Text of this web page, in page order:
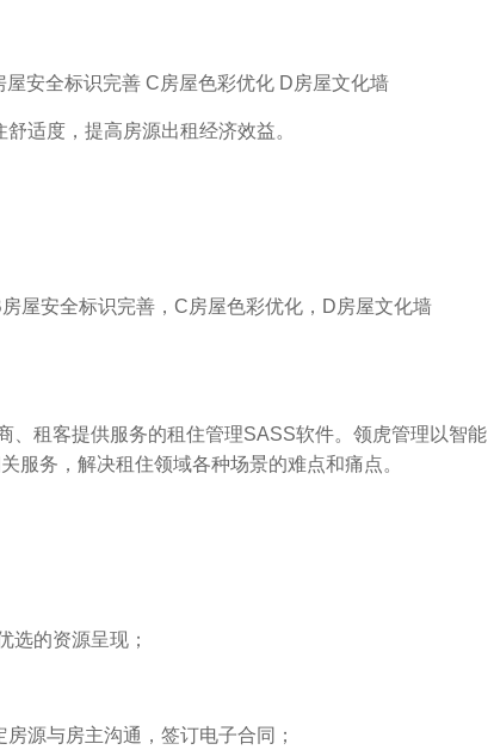
安全标识完善 C房屋色彩优化 D房屋文化墙
适度，提高房源出租经济效益。
屋安全标识完善，C房屋色彩优化，D房屋文化墙
、租客提供服务的租住管理SASS软件。领虎管理以智能
服务，解决租住领域各种场景的难点和痛点。
选的资源呈现；
源与房主沟通，签订电子合同；